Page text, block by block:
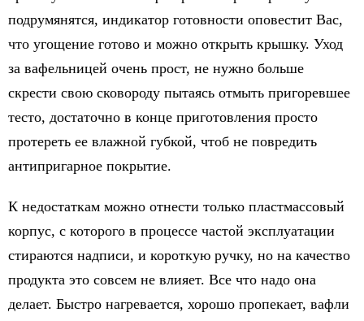
подрумянятся, индикатор готовности оповестит Вас,
что угощение готово и можно открыть крышку. Уход
за вафельницей очень прост, не нужно больше
скрести свою сковороду пытаясь отмыть пригоревшее
тесто, достаточно в конце приготовления просто
протереть ее влажной губкой, чтоб не повредить
антипригарное покрытие.
К недостаткам можно отнести только пластмассовый
корпус, с которого в процессе частой эксплуатации
стираются надписи, и короткую ручку, но на качество
продукта это совсем не влияет. Все что надо она
делает. Быстро нагревается, хорошо пропекает, вафли